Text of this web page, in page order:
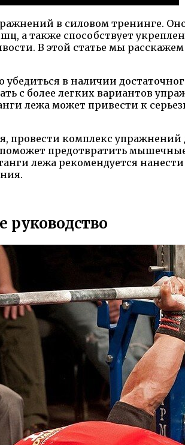
в силовом тренинге.
а также способствует
В этой статье мы
в наличии
с более легких вариантов
лежа может привести к
провести комплекс
поможет предотвратить
лежа рекомендуется